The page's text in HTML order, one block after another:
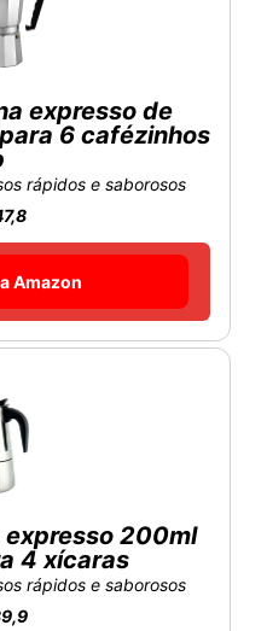
expresso de
6 cafézinhos
rápidos e saborosos
Amazon
200ml
4 xícaras
rápidos e saborosos